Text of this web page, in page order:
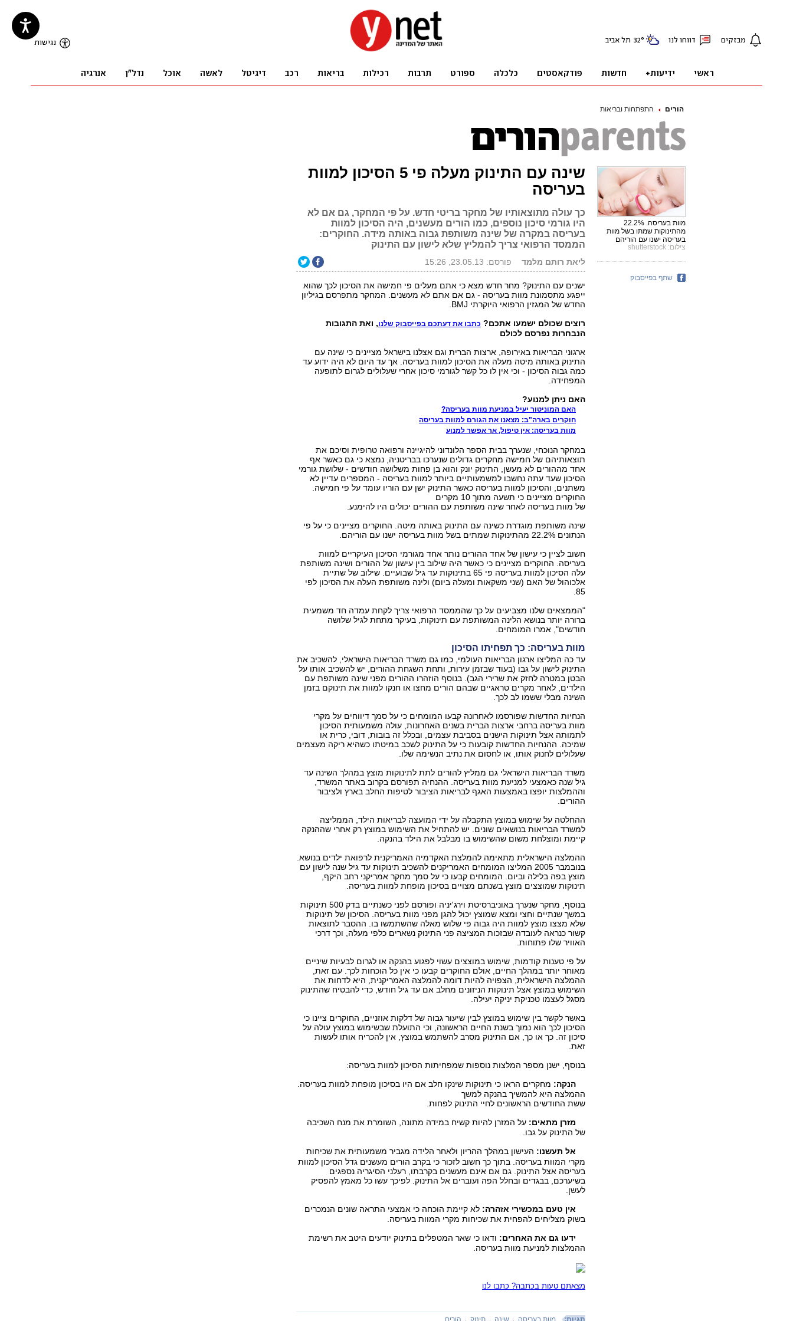
הורים התפתחות ובריאות
שינה עם התינוק מעלה פי 5 הסיכון למוות
בעריסה
כך עולה מתוצאותיו של מחקר בריטי חדש. על פי המחקר, גם אם לא
היו גורמי סיכון נוספים, כמו הורים מעשנים, היה הסיכון למוות
בעריסה במקרה של שינה משותפת גבוה באותה מידה. החוקרים:
הממסד הרפואי צריך להמליץ שלא לישון עם התינוק
ליאת רותם מלמד פורסם: 23.05.13, 15:26
ישנים עם התינוק? מחר חדש מצא כי אתם מעלים פי חמישה את הסיכון לכך שהוא
ייפגע מתסמונת מוות בעריסה - גם אם אתם לא מעשנים. המחקר מתפרסם בגיליון
החדש של המגזין הרפואי היוקרתי BMJ.
רוצים שכולם ישמעו אתכם? כתבו את דעתכם בפייסבוק שלנו, ואת התגובות
הנבחרות נפרסם לכולם
ארגוני הבריאות באירופה, ארצות הברית וגם אצלנו בישראל מציינים כי שינה עם
התינוק באותה מיטה מעלה את הסיכון למוות בעריסה. אך עד היום לא היה ידוע עד
כמה גבוה הסיכון - וכי אין לו כל קשר לגורמי סיכון אחרי שעלולים לגרום לתופעה
המפחידה.
האם ניתן למנוע?
האם המוניטור יעיל במניעת מוות בעריסה?
חוקרים בארה"ב: מצאנו את הגורם למוות בעריסה
מוות בעריסה: אין טיפול, אך אפשר למנוע
במחקר הנוכחי, שנערך בבית הספר הלונדוני להיגיינה ורפואה טרופית וסיכם את
תוצאותיהם של חמישה מחקרים גדולים שנערכו בבריטניה, נמצא כי גם כאשר אף
אחד מההורים לא מעשן, התינוק יונק והוא בן פחות משלושה חודשים - שלושת גורמי
הסיכון שעד עתה נחשבו למשמעותיים ביותר למוות בעריסה - המספרים עדיין לא
משתנים, והסיכון למוות בעריסה כאשר התינוק ישן עם הוריו עומד על פי חמישה.
החוקרים מציינים כי תשעה מתוך 10 מקרים
של מוות בעריסה לאחר שינה משותפת עם ההורים יכולים היו להימנע.
שינה משותפת מוגדרת כשינה עם התינוק באותה מיטה. החוקרים מציינים כי על פי
הנתונים 22.2% מהתינוקות שמתים בשל מוות בעריסה ישנו עם הוריהם.
חשוב לציין כי עישון של אחד ההורים נותר אחד מגורמי הסיכון העיקריים למוות
בעריסה. החוקרים מציינים כי כאשר היה שילוב בין עישון של ההורים ושינה משותפת
עלה הסיכון למוות בעריסה פי 65 בתינוקות עד גיל שבועיים. שילוב של שתיית
אלכוהול של האם (שני משקאות ומעלה ביום) ולינה משותפת העלה את הסיכון לפי
85.
"הממצאים שלנו מצביעים על כך שהממסד הרפואי צריך לקחת עמדה חד משמעית
ברורה יותר בנושא הלינה המשותפת עם תינוקות, בעיקר מתחת לגיל שלושה
חודשים", אמרו המומחים.
מוות בעריסה: כך תפחיתו הסיכון
עד כה המליצו ארגון הבריאות העולמי, כמו גם משרד הבריאות הישראלי, להשכיב את
התינוק לישון על גבו (בעוד שבזמן עירות, ותחת השגחת ההורים, יש להשכיב אותו על
הבטן במטרה לחזק את שרירי הגב). בנוסף הוזהרו ההורים מפני שינה משותפת עם
הילדים, לאחר מקרים טראגיים שבהם הורים מחצו או חנקו למוות את תינוקם בזמן
השינה מבלי ששמו לב לכך.
הנחיות החדשות שפורסמו לאחרונה קבעו המומחים כי על סמך דיווחים על מקרי
מוות בעריסה ברחבי ארצות הברית בשנים האחרונות, עולה משמעותית הסיכון
לתמותה אצל תינוקות הישנים בסביבת עצמים, ובכלל זה בובות, דובי, כרית או
שמיכה. ההנחיות החדשות קובעות כי על התינוק לשכב במיטתו כשהיא ריקה מעצמים
שעלולים לחנוק אותו, או לחסום את נתיב הנשימה שלו.
משרד הבריאות הישראלי גם ממליץ להורים לתת לתינוקות מוצץ במהלך השינה עד
גיל שנה כאמצעי למניעת מוות בעריסה. ההנחיה תפורסם בקרוב באתר המשרד,
וההמלצות יופצו באמצעות האגף לבריאות הציבור לטיפות החלב בארץ ולציבור
ההורים.
ההחלטה על שימוש במוצץ התקבלה על ידי המועצה לבריאות הילד, הממליצה
למשרד הבריאות בנושאים שונים. יש להתחיל את השימוש במוצץ רק אחרי שההנקה
קיימת ומוצלחת משום שהשימוש בו מבלבל את הילד בהנקה.
ההמלצה הישראלית מתאימה להמלצת האקדמיה האמריקנית לרפואת ילדים בנושא.
בנובמבר 2005 המליצו המומחים האמריקנים להשכיב תינוקות עד גיל שנה לישון עם
מוצץ בפה בלילה וביום. המומחים קבעו כי על סמך מחקר אמריקני רחב היקף,
תינוקות שמוצצים מוצץ בשנתם מצויים בסיכון מופחת למוות בעריסה.
בנוסף, מחקר שנערך באוניברסיטת וירג'יניה ופורסם לפני כשנתיים בדק 500 תינוקות
במשך שנתיים וחצי ומצא שמוצץ יכול להגן מפני מוות בעריסה. הסיכון של תינוקות
שלא מצצו מוצץ למוות היה גבוה פי שלוש מאלה שהשתמשו בו. ההסבר לתוצאות
קשור כנראה לעובדה שבזכות המציצה פני התינוק נשארים כלפי מעלה, וכך דרכי
האוויר שלו פתוחות.
על פי טענות קודמות, שימוש במוצצים עשוי לפגוע בהנקה או לגרום לבעיות שיניים
מאוחר יותר במהלך החיים, אולם החוקרים קבעו כי אין כל הוכחות לכך. עם זאת,
ההמלצה הישראלית, הצפויה להיות דומה להמלצה האמריקנית, היא לדחות את
השימוש במוצץ אצל תינוקות הניזונים מחלב אם עד גיל חודש, כדי להבטיח שהתינוק
מסגל לעצמו טכניקת יניקה יעילה.
באשר לקשר בין שימוש במוצץ לבין שיעור גבוה של דלקות אוזניים, החוקרים ציינו כי
הסיכון לכך הוא נמוך בשנת החיים הראשונה, וכי התועלת שבשימוש במוצץ עולה על
סיכון זה. כך או כך, אם התינוק מסרב להשתמש במוצץ, אין להכריח אותו לעשות
זאת.
בנוסף, ישנן מספר המלצות נוספות שמפחיתות הסיכון למוות בעריסה:
הנקה: מחקרים הראו כי תינוקות שינקו חלב אם היו בסיכון מופחת למוות בעריסה.
ההמלצה היא להמשיך בהנקה למשך
ששת החודשים הראשונים לחיי התינוק לפחות.
מזרן מתאים: על המזרן להיות קשיח במידה מתונה, השומרת את מנח השכיבה
של התינוק על גבו.
אל תעשנו: העישון במהלך ההריון ולאחר הלידה מגביר משמעותית את שכיחות
מקרי המוות בעריסה. בתוך כך חשוב לזכור כי בקרב הורים מעשנים גדל הסיכון למוות
בעריסה אצל התינוק. גם אם אינם מעשנים בקרבתו, רעלני הסיגריה נספגים
בשיערכם, בבגדים ובחלל הפה ועוברים אל התינוק. לפיכך עשו כל מאמץ להפסיק
לעשן.
אין טעם במכשירי אזהרה: לא קיימת הוכחה כי אמצעי התראה שונים הנמכרים
בשוק מצליחים להפחית את שכיחות מקרי המוות בעריסה.
ידעו גם את האחרים: ודאו כי שאר המטפלים בתינוק יודעים היטב את רשימת
ההמלצות למניעת מוות בעריסה.
מצאתם טעות בכתבה? כתבו לנו
תגיות: מוות בעריסה שינה תינוק הורים
מוות בעריסה. 22.2%
מהתינוקות שמתו בשל מוות
בעריסה ישנו עם הוריהם
צילום: shutterstock
שתף בפייסבוק